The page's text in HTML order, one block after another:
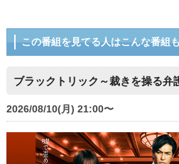
この番組を見てる人はこんな番組
ブラックトリック～裁きを操る弁
2026/08/10(月) 21:00〜